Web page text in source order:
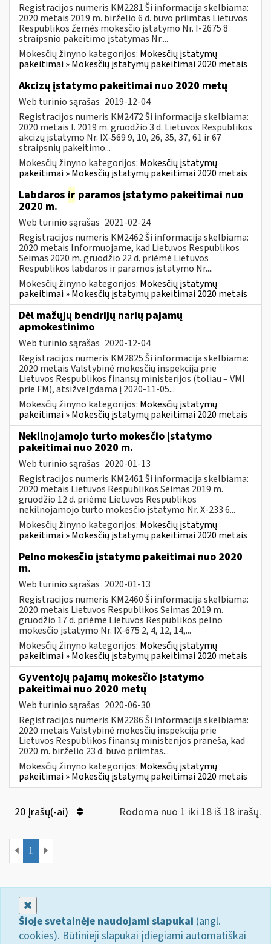
Registracijos numeris KM2281 Ši informacija skelbiama:
2020 metais 2019 m. birželio 6 d. buvo priimtas Lietuvos
Respublikos žemės mokesčio įstatymo Nr. I-2675 8
straipsnio pakeitimo įstatymas Nr....
Mokesčių žinyno kategorijos: Mokesčių įstatymų
pakeitimai » Mokesčių įstatymų pakeitimai 2020 metais
Akcizų įstatymo pakeitimai nuo 2020 metų
Web turinio sąrašas 2019-12-04
Registracijos numeris KM2472 Ši informacija skelbiama:
2020 metais I. 2019 m. gruodžio 3 d. Lietuvos Respublikos
akcizų įstatymo Nr. IX-569 9, 10, 26, 35, 37, 61 ir 67
straipsnių pakeitimo...
Mokesčių žinyno kategorijos: Mokesčių įstatymų
pakeitimai » Mokesčių įstatymų pakeitimai 2020 metais
Labdaros ir paramos įstatymo pakeitimai nuo
2020 m.
Web turinio sąrašas 2021-02-24
Registracijos numeris KM2462 Ši informacija skelbiama:
2020 metais Informuojame, kad Lietuvos Respublikos
Seimas 2020 m. gruodžio 22 d. priėmė Lietuvos
Respublikos labdaros ir paramos įstatymo Nr....
Mokesčių žinyno kategorijos: Mokesčių įstatymų
pakeitimai » Mokesčių įstatymų pakeitimai 2020 metais
Dėl mažųjų bendrijų narių pajamų
apmokestinimo
Web turinio sąrašas 2020-12-04
Registracijos numeris KM2825 Ši informacija skelbiama:
2020 metais Valstybinė mokesčių inspekcija prie
Lietuvos Respublikos finansų ministerijos (toliau – VMI
prie FM), atsižvelgdama į 2020-11-05...
Mokesčių žinyno kategorijos: Mokesčių įstatymų
pakeitimai » Mokesčių įstatymų pakeitimai 2020 metais
Nekilnojamojo turto mokesčio įstatymo
pakeitimai nuo 2020 m.
Web turinio sąrašas 2020-01-13
Registracijos numeris KM2461 Ši informacija skelbiama:
2020 metais Lietuvos Respublikos Seimas 2019 m.
gruodžio 12 d. priėmė Lietuvos Respublikos
nekilnojamojo turto mokesčio įstatymo Nr. X-233 6...
Mokesčių žinyno kategorijos: Mokesčių įstatymų
pakeitimai » Mokesčių įstatymų pakeitimai 2020 metais
Pelno mokesčio įstatymo pakeitimai nuo 2020
m.
Web turinio sąrašas 2020-01-13
Registracijos numeris KM2460 Ši informacija skelbiama:
2020 metais Lietuvos Respublikos Seimas 2019 m.
gruodžio 17 d. priėmė Lietuvos Respublikos pelno
mokesčio įstatymo Nr. IX-675 2, 4, 12, 14,...
Mokesčių žinyno kategorijos: Mokesčių įstatymų
pakeitimai » Mokesčių įstatymų pakeitimai 2020 metais
Gyventojų pajamų mokesčio įstatymo
pakeitimai nuo 2020 metų
Web turinio sąrašas 2020-06-30
Registracijos numeris KM2286 Ši informacija skelbiama:
2020 metais Valstybinė mokesčių inspekcija prie
Lietuvos Respublikos finansų ministerijos praneša, kad
2020 m. birželio 23 d. buvo priimtas...
Mokesčių žinyno kategorijos: Mokesčių įstatymų
pakeitimai » Mokesčių įstatymų pakeitimai 2020 metais
20 Įrašų(-ai) Rodoma nuo 1 iki 18 iš 18 irašų.
1
Šioje svetainėje naudojami slapukai (angl.
cookies). Būtinieji slapukai įdiegiami automatiškai